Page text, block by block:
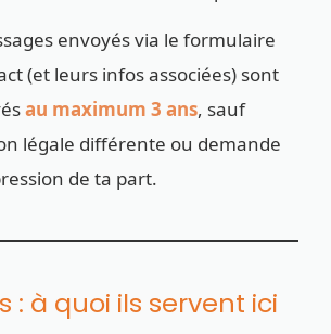
envoyés via le formulaire
(et leurs infos associées) sont
au maximum 3 ans, sauf
légale différente ou demande
de ta part.
: à quoi ils servent ici